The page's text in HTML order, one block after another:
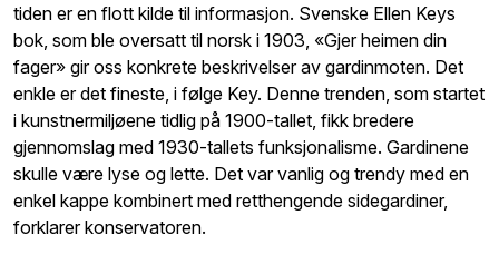
tiden er en flott kilde til informasjon. Svenske Ellen Keys
bok, som ble oversatt til norsk i 1903, «Gjer heimen din
fager» gir oss konkrete beskrivelser av gardinmoten. Det
enkle er det fineste, i følge Key. Denne trenden, som startet
i kunstnermiljøene tidlig på 1900-tallet, fikk bredere
gjennomslag med 1930-tallets funksjonalisme. Gardinene
skulle være lyse og lette. Det var vanlig og trendy med en
enkel kappe kombinert med retthengende sidegardiner,
forklarer konservatoren.